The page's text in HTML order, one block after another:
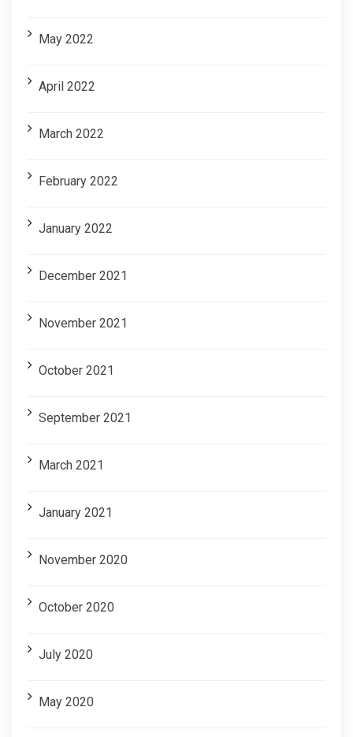
May 2022
April 2022
March 2022
February 2022
January 2022
December 2021
November 2021
October 2021
September 2021
March 2021
January 2021
November 2020
October 2020
July 2020
May 2020